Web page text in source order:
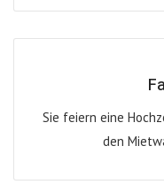
Sie feiern eine
den